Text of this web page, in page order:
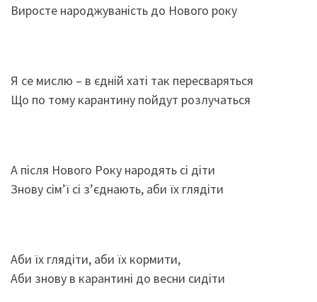
Виросте народжуваність до Нового року
Я се мислю – в єдній хаті так пересваряться
Що по тому карантину пойдут розлучаться
А після Нового Року народять сі діти
Знову сім’ї сі з’єднають, аби їх глядіти
Аби їх глядіти, аби їх кормити,
Аби знову в карантині до весни сидіти